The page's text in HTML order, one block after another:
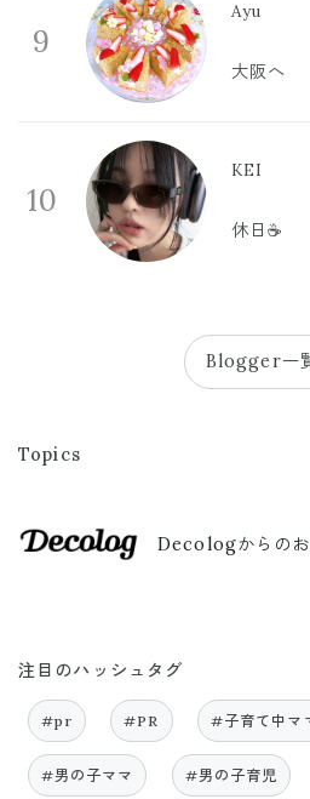
9
Ayu
大阪へ
10
KEI
休日☕️
Blogger一
Topics
Decologからのお
注目のハッシュタグ
#pr #PR #子育て中マ
#男の子ママ #男の子育児